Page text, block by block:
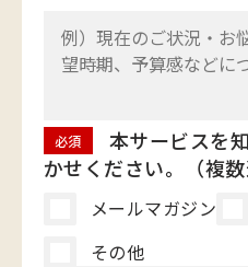
必須
本サービスを
かせください。（複数
メールマガジン
その他